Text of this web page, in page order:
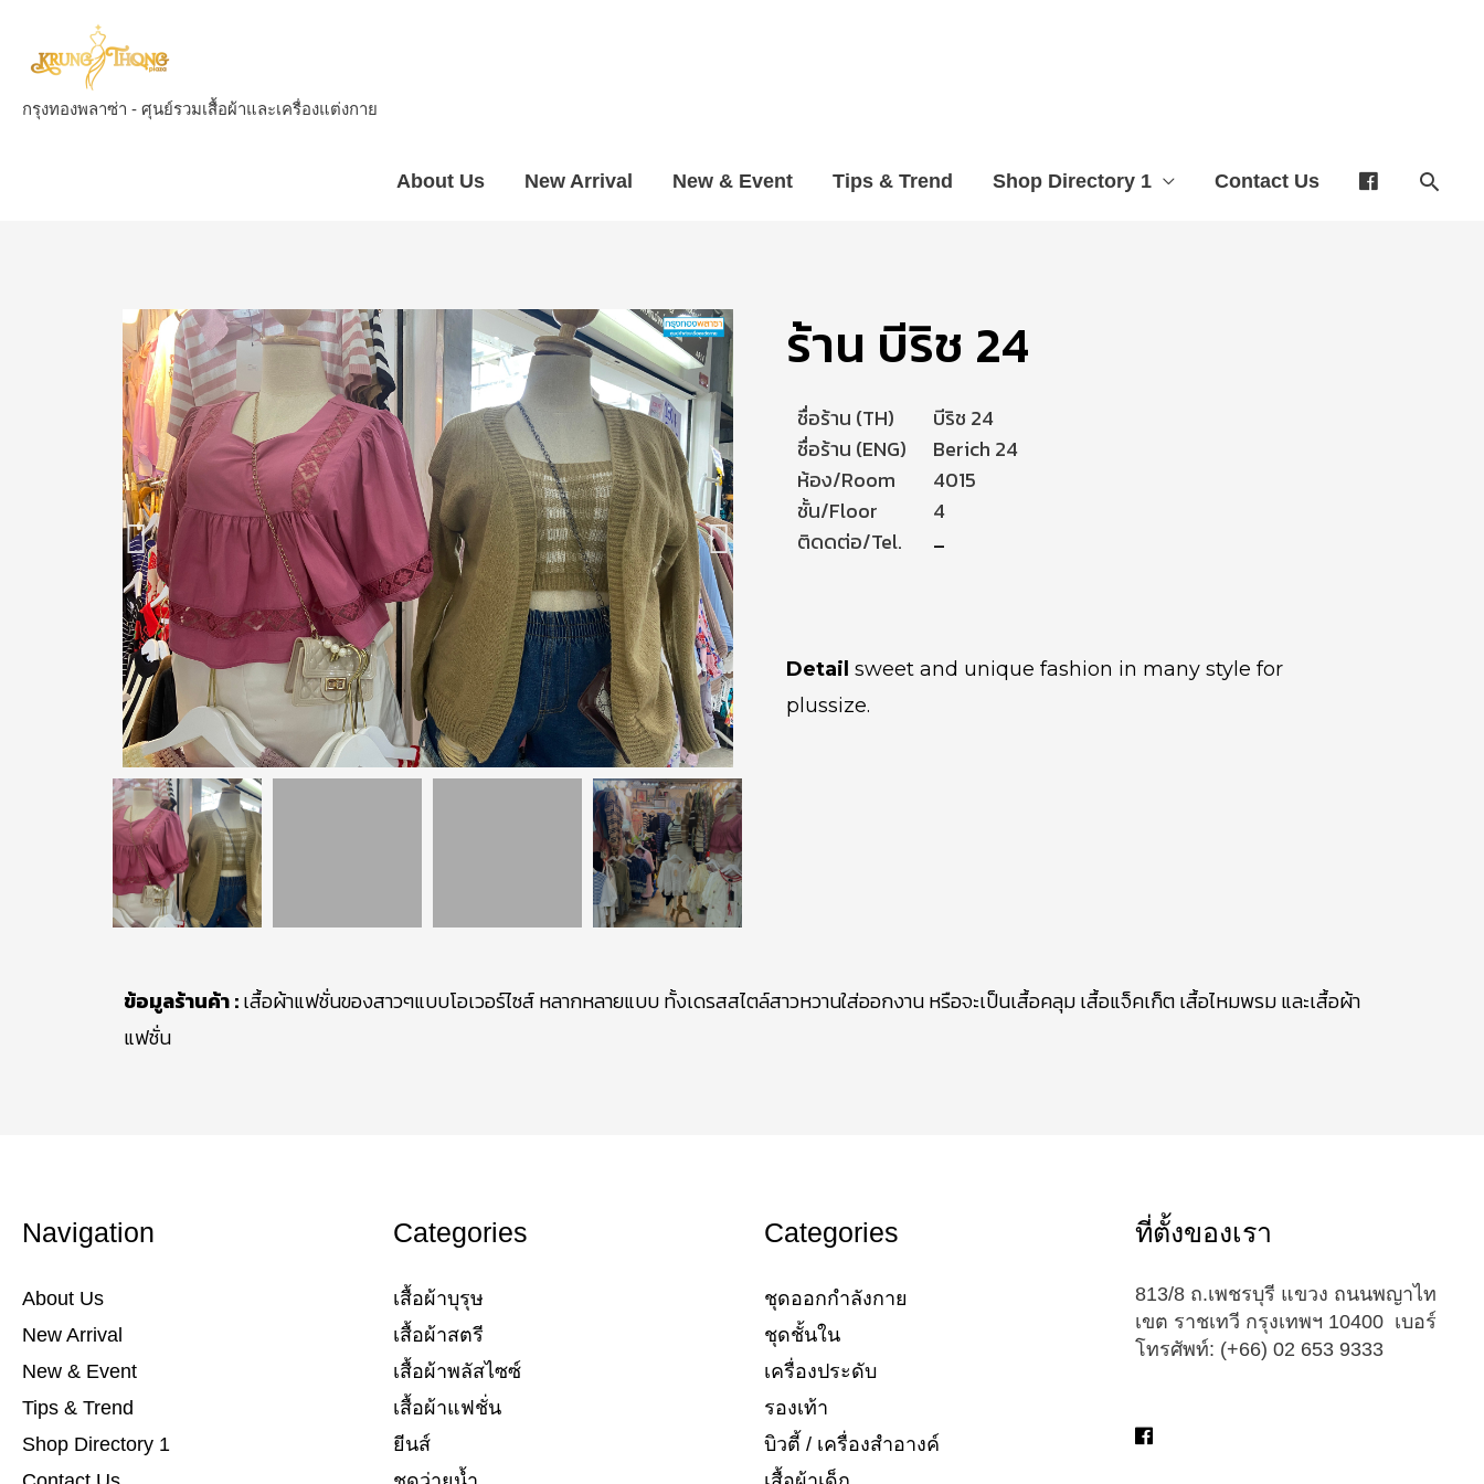
กรุงทองพลาซ่า - ศุนย์รวมเสื้อผ้าและเครื่องแต่งกาย
About Us New Arrival New & Event Tips & Trend Shop Directory 1 Contact Us
ร้าน บีริช 24
ชื่อร้าน (TH)
ชื่อร้าน (ENG)
ห้อง/Room
ชั้น/Floor
ติดดต่อ/Tel.
บีริช 24
Berich 24
4015
4
–
Detail sweet and unique fashion in many style for
plussize.
ข้อมูลร้านค้า :เสื้อผ้าแฟชั่นของสาวๆแบบโอเวอร์ไซส์ หลากหลายแบบ ทั้งเดรสสไตล์สาวหวานใส่ออกงาน หรือจะเป็นเสื้อคลุม เสื้อแจ็คเก็ต เสื้อไหมพรม และเสื้อผ้า
แฟชั่น
Navigation
About Us
New Arrival
New & Event
Tips & Trend
Shop Directory 1
Categories
เสื้อผ้าบุรุษ
เสื้อผ้าสตรี​
เสื้อผ้าพลัสไซซ์​
เสื้อผ้าแฟชั่น​
ยีนส์​
Categories
ชุดออกกำลังกาย
ชุดชั้นใน
เครื่องประดับ​
รองเท้า​
บิวตี้ / เครื่องสำอางค์
ที่ตั้งของเรา
813/8 ถ.เพชรบุรี แขวง ถนนพญาไท
เขต ราชเทวี กรุงเทพฯ 10400 เบอร์
โทรศัพท์: (+66) 02 653 9333